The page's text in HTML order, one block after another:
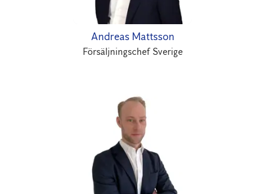
Andreas Mattsson
Försäljningschef Sverige